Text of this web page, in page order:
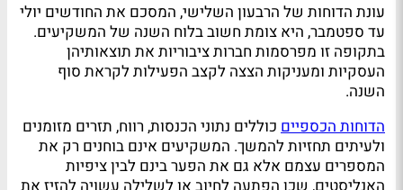
עונת הדוחות של הרבעון השלישי, המסכם את החודשים יולי
עד ספטמבר, היא צומת חשוב בלוח השנה של המשקיעים.
בתקופה זו מפרסמות חברות ציבוריות את תוצאותיהן
העסקיות ומעניקות הצצה לקצב הפעילות לקראת סוף
השנה.
הדוחות הכספיים כוללים נתוני הכנסות, רווח, תזרים מזומנים
ולעיתים תחזיות להמשך. המשקיעים אינם בוחנים רק את
המספרים עצמם אלא גם את הפער בינם לבין ציפיות